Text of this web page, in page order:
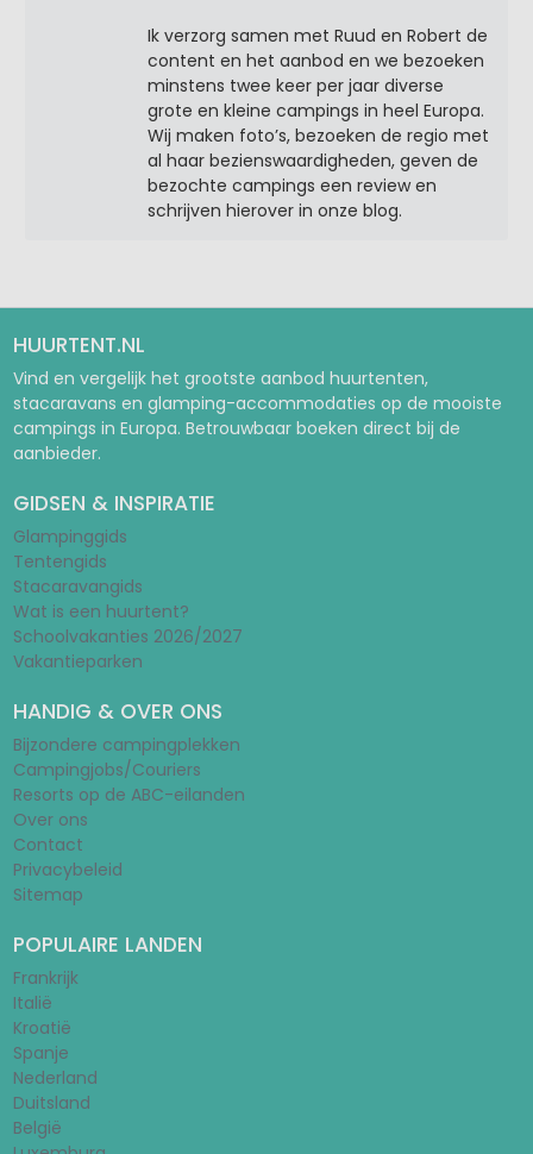
Ik verzorg samen met Ruud en Robert de
content en het aanbod en we bezoeken
minstens twee keer per jaar diverse
grote en kleine campings in heel Europa.
Wij maken foto’s, bezoeken de regio met
al haar bezienswaardigheden, geven de
bezochte campings een review en
schrijven hierover in onze blog.
HUURTENT.NL
Vind en vergelijk het grootste aanbod huurtenten,
stacaravans en glamping-accommodaties op de mooiste
campings in Europa. Betrouwbaar boeken direct bij de
aanbieder.
GIDSEN & INSPIRATIE
Glampinggids
Tentengids
Stacaravangids
Wat is een huurtent?
Schoolvakanties 2026/2027
Vakantieparken
HANDIG & OVER ONS
Bijzondere campingplekken
Campingjobs/Couriers
Resorts op de ABC-eilanden
Over ons
Contact
Privacybeleid
Sitemap
POPULAIRE LANDEN
Frankrijk
Italië
Kroatië
Spanje
Nederland
Duitsland
België